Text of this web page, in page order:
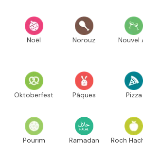
Noël Norouz Nouvel
Oktoberfest Pâques Pizza
Pourim Ramadan Roch